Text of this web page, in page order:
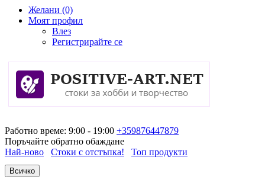
Желани (0)
Моят профил
Влез
Регистрирайте се
Работно време: 9:00 - 19:00 +359876447879
Поръчайте обратно обаждане
Най-ново
Стоки с отстъпка! Топ продукти
Всичко